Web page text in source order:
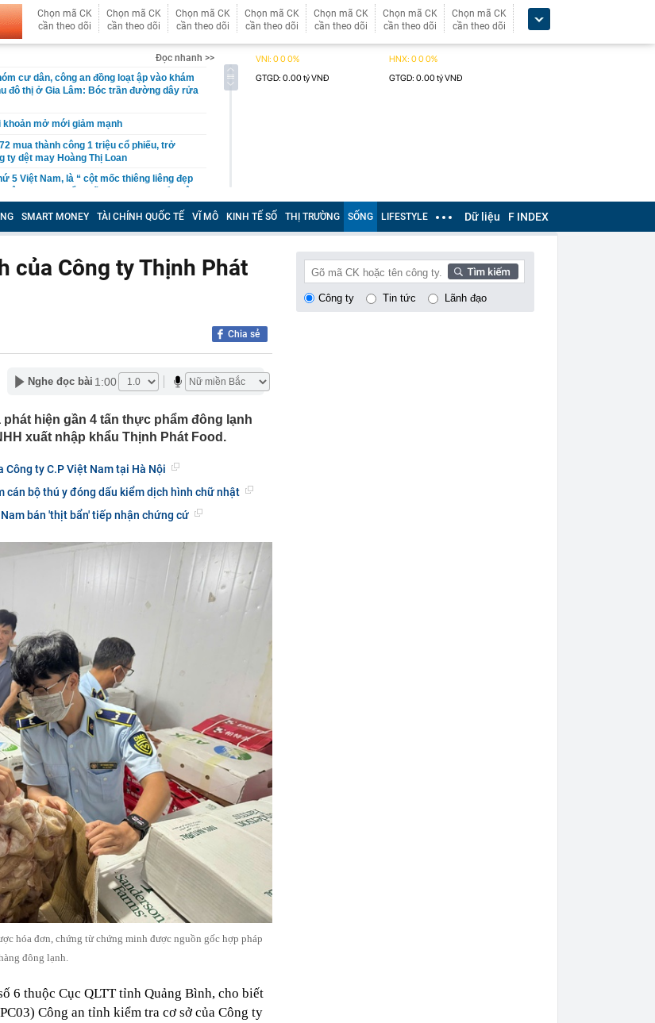
Chọn mã CK
cần theo dõi
Chọn mã CK
cần theo dõi
Chọn mã CK
cần theo dõi
Chọn mã CK
cần theo dõi
Chọn mã CK
cần theo dõi
Chọn mã CK
cần theo dõi
Chọn mã CK
cần theo dõi
Đọc nhanh >>
cư dân, công an đồng loạt ập vào khám
đô thị ở Gia Lâm: Bóc trần đường dây rửa
khoản mở mới giảm mạnh
mua thành công 1 triệu cổ phiếu, trở
ty dệt may Hoàng Thị Loan
5 Việt Nam, là “ cột mốc thiêng liêng đẹp
tư nhân sở hữu 14 bệnh viện, 2.900
danh "Hệ thống Y khoa tốt nhất Việt Nam
cắt margin trong tháng 8
VN-Index có thể chạm mốc 1.885 điểm
Bách Hóa Xanh, An Khang, vốn hóa
hiện 'kho báu' gồm 1.000 đồng tiền vàng và
bí mật - giá trị hơn 18 tỷ đồng
gần 6 lần Ấn Độ
thường chọn quả to, người trong
1h an ủi khách: 7 năm sau ở khách sạn 5
như phụ nữ 30, bác sĩ kinh ngạc khi
của NSND Tự Long
chuyên gia dự báo đỉnh mới
hơn 42.200 tỷ đồng gửi ngân hàng
không rút điện ấm siêu tốc trước khi ngủ
SMART MONEY TÀI CHÍNH QUỐC TẾ VĨ MÔ KINH TẾ SỐ THỊ TRƯỜNG SỐNG LIFESTYLE Dữ liệu F INDEX
của Công ty Thịnh Phát
Chia sẻ
Nghe đọc bài 1:00
hiện gần 4 tấn thực phẩm đông lạnh
xuất nhập khẩu Thịnh Phát Food.
ty C.P Việt Nam tại Hà Nội
cán bộ thú y đóng dấu kiểm dịch hình chữ nhật
bán 'thịt bẩn' tiếp nhận chứng cứ
hóa đơn, chứng từ chứng minh được nguồn gốc hợp pháp
đông lạnh.
6 thuộc Cục QLTT tỉnh Quảng Bình, cho biết
Công an tỉnh kiểm tra cơ sở của Công ty
Công ty Tin tức Lãnh đạo